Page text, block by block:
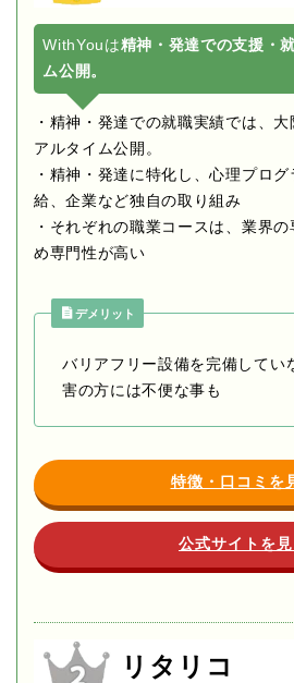
WithYouは精神・発達での支援・
ム公開。
・精神・発達での就職実績では、
アルタイム公開。
・精神・発達に特化し、心理プロ
給、企業など独自の取り組み
・それぞれの職業コースは、業界
め専門性が高い
デメリット
バリアフリー設備を完備してい
害の方には不便な事も
特徴・口コミを
公式サイトを見
リタリコ